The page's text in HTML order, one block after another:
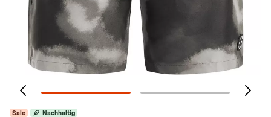
Sale Nachhaltig